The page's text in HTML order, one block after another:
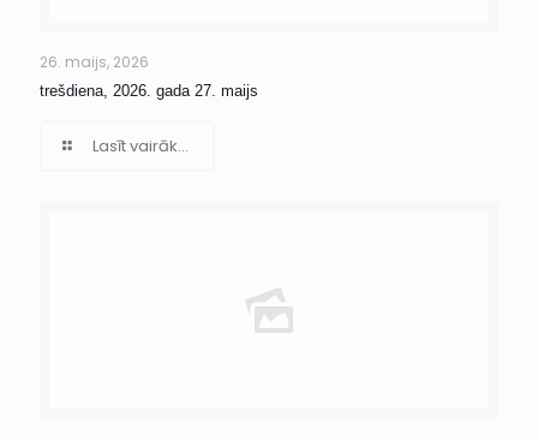
26. maijs, 2026
trešdiena, 2026. gada 27. maijs
Lasīt vairāk...